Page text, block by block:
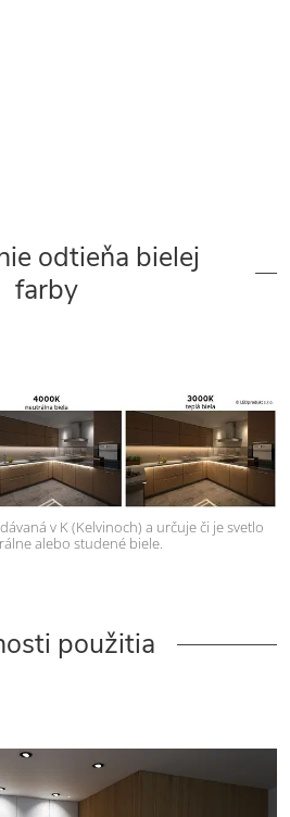
odtieňa bielej
farby
v K (Kelvinoch) a určuje či je svetlo
alebo studené biele.
použitia